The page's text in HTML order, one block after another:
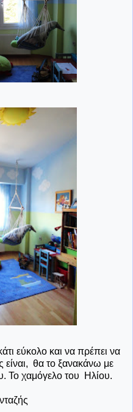
εύκολο και να πρέπει να
είναι, θα το ξανακάνω με
Το χαμόγελο του Ηλίου.